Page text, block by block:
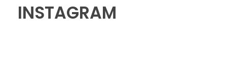
INSTAGRAM